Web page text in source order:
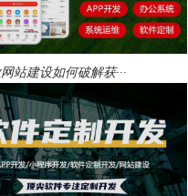
站建设如何破解获···